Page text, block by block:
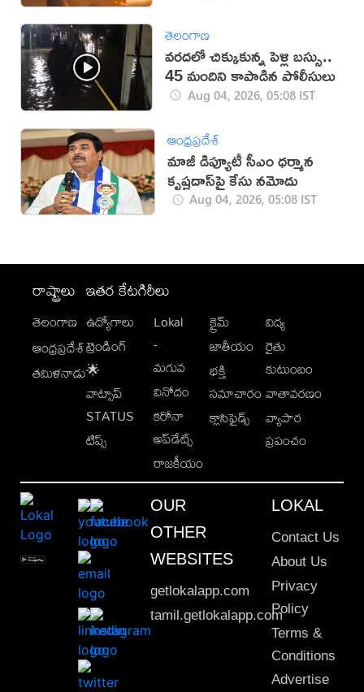
తెలంగాణ
వరదలో చిక్కుకున్న పెళ్లి బస్సు..
45 మందిని కాపాడిన పోలీసులు
Aug 04, 2026, 05:08 IST
ఆంధ్రప్రదేశ్
మాజీ డిప్యూటీ సీఎం ధర్మాన
కృష్ణదాస్‌పై కేసు నమోదు
Aug 04, 2026, 05:08 IST
రాష్ట్రాలు
తెలంగాణ
ఆంధ్రప్రదేశ్
తమిళనాడు
ఇతర కేటగిరీలు
ఉద్యోగాలు
ట్రెండింగ్
🌟
వాట్సాప్
STATUS
టిప్స్
Lokal
-
మగువ
వినోదం
కరోనా
అప్‌డేట్స్
రాజకీయం
క్రైమ్
జాతీయం
భక్తి
సమాచారం
క్లాసిఫైడ్స్
విద్య
రైతు
కుటుంబం
వాతావరణం
వ్యాపార
ప్రపంచం
OUR
OTHER
WEBSITES
getlokalapp.com
tamil.getlokalapp.com
LOKAL
Contact Us
About Us
Privacy
Policy
Terms &
Conditions
Advertise